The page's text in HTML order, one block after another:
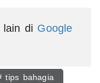
lain di Google
tips bahagia